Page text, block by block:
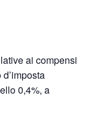
ai compensi
0,4%, a